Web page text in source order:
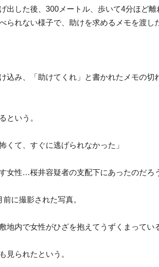
出した後、300メートル、歩いて4分ほど離
られない様子で、助けを求めるメモを渡し
込み、「助けてくれ」と書かれたメモの切
という。
くて、すぐに逃げられなかった」
女性…桜井容疑者の支配下にあったのだろ
に撮影された写真。
地内で女性がひざを抱えてうずくまってい
見られたという。